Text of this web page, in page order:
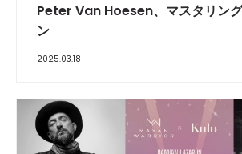
Peter Van Hoesen、マスタリン
ン
2025.03.18